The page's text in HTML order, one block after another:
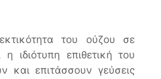
του ούζου σε
ιδιότυπη επιθετική του
και επιτάσσουν γεύσεις